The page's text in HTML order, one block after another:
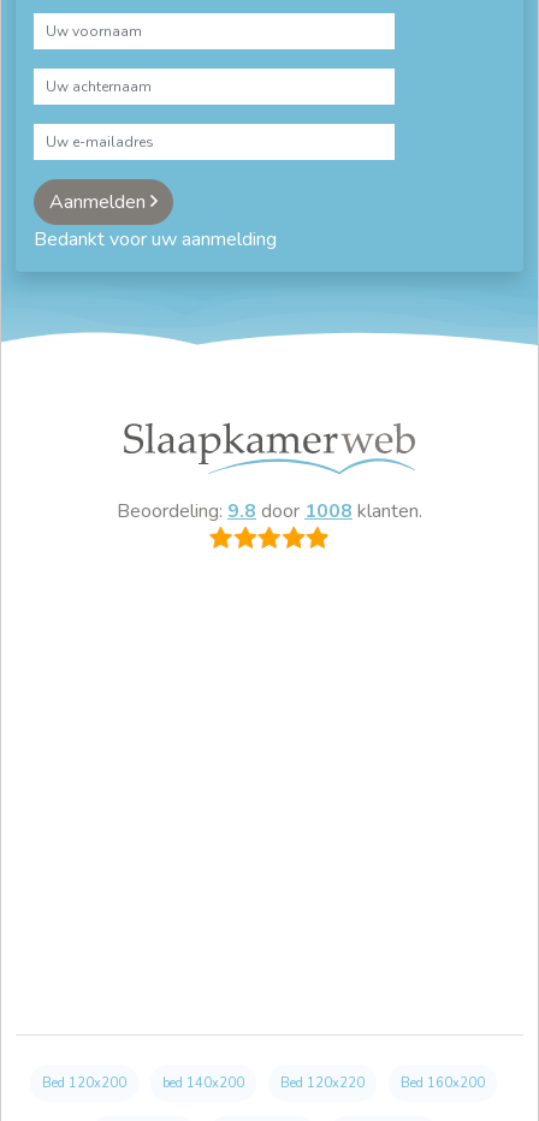
Aanmelden
Bedankt voor uw aanmelding
Beoordeling: 9.8door1008klanten.
Bed 120x200 bed 140x200 Bed 120x220 Bed 160x200